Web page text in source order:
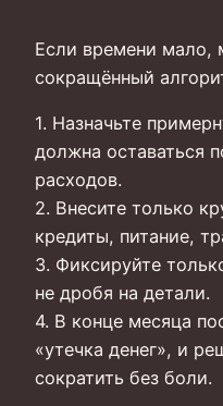
Если времени мало,
сокращённый
1. Назначьте
должна оставаться
расходов.
2. Внесите только
кредиты, питание,
3. Фиксируйте
не дробя на детали.
4. В конце месяца
«утечка денег», и
сократить без боли.